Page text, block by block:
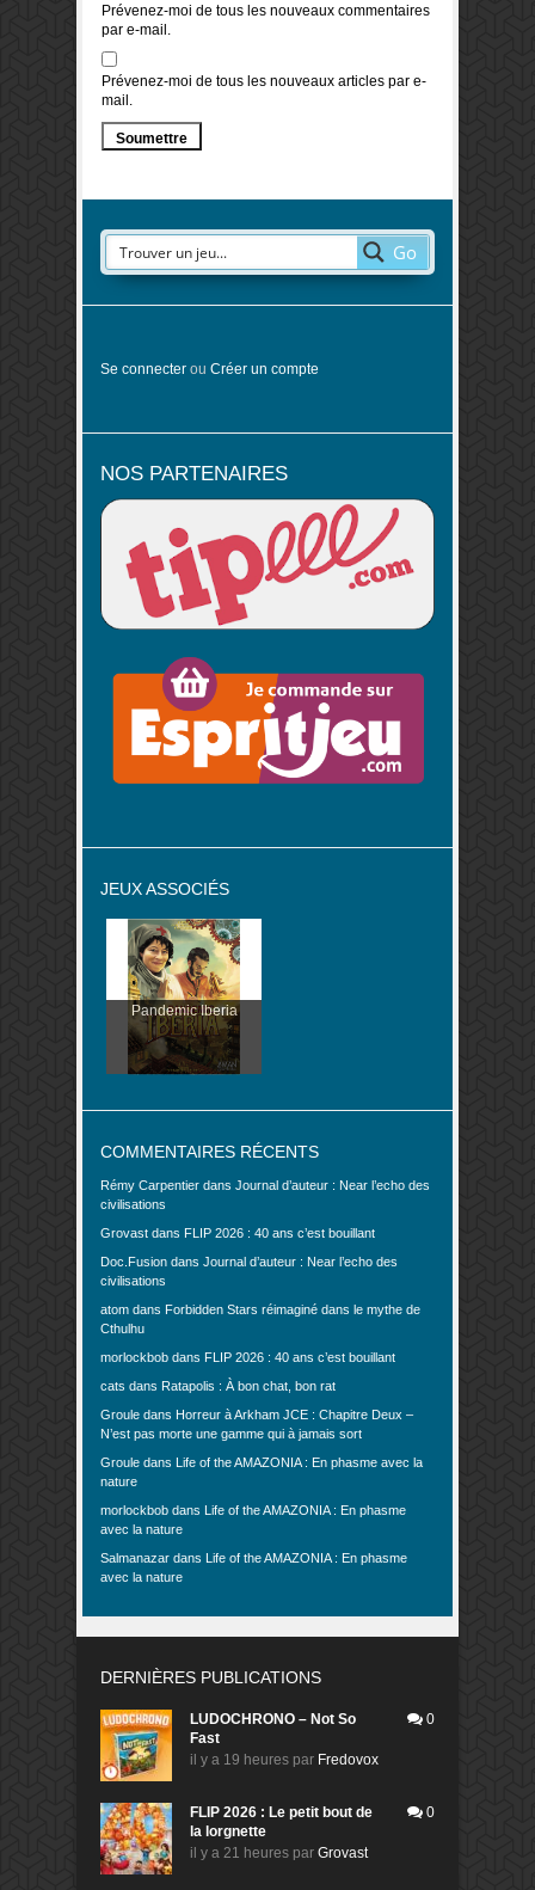
Prévenez-moi de tous les nouveaux commentaires
par e-mail.
Prévenez-moi de tous les nouveaux articles par e-
mail.
Go
Se connecter ou Créer un compte
NOS PARTENAIRES
JEUX ASSOCIÉS
Pandemic Iberia
COMMENTAIRES RÉCENTS
Rémy Carpentier dans Journal d’auteur : Near l’echo des
civilisations
Grovast dans FLIP 2026 : 40 ans c’est bouillant
Doc.Fusion dans Journal d’auteur : Near l’echo des
civilisations
atom dans Forbidden Stars réimaginé dans le mythe de
Cthulhu
morlockbob dans FLIP 2026 : 40 ans c’est bouillant
cats dans Ratapolis : À bon chat, bon rat
Groule dans Horreur à Arkham JCE : Chapitre Deux –
N’est pas morte une gamme qui à jamais sort
Groule dans
Life of the AMAZONIA : En phasme avec la
nature
morlockbob dans
Life of the AMAZONIA : En phasme
avec la nature
Salmanazar dans
Life of the AMAZONIA : En phasme
avec la nature
DERNIÈRES PUBLICATIONS
LUDOCHRONO – Not So
Fast
il y a 19 heures par Fredovox
0
FLIP 2026 : Le petit bout de
la lorgnette
il y a 21 heures par Grovast
0